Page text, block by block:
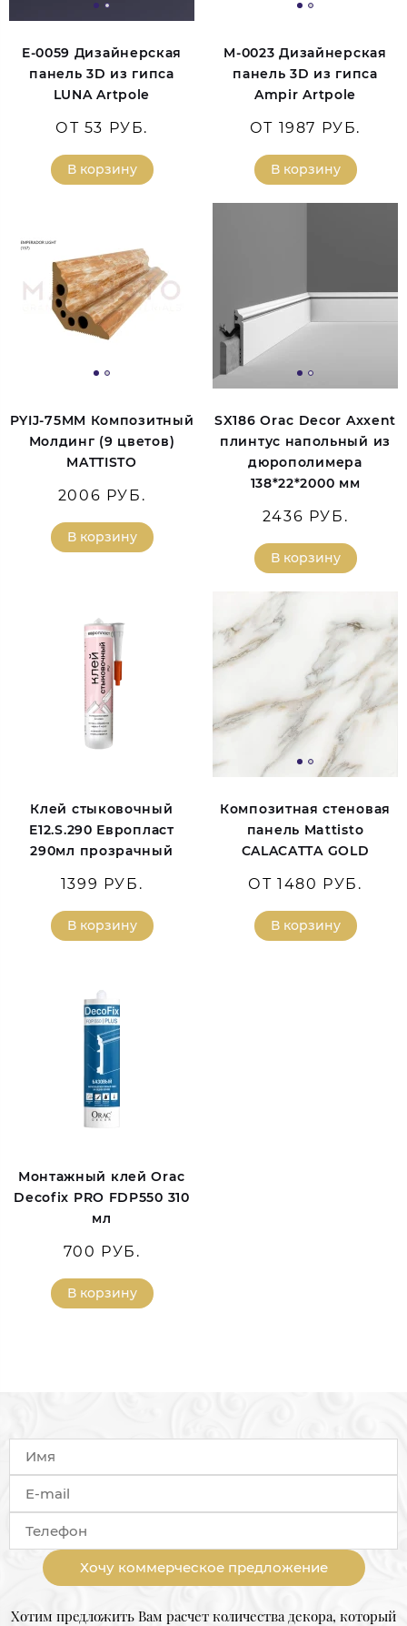
E-0059 Дизайнерская
панель 3D из гипса
LUNA Artpole
ОТ 53 РУБ.
В корзину
M-0023 Дизайнерская
панель 3D из гипса
Ampir Artpole
ОТ 1987 РУБ.
В корзину
PYIJ-75MM Композитный
Молдинг (9 цветов)
MATTISTO
2006 РУБ.
В корзину
SX186 Orac Decor Axxent
плинтус напольный из
дюрополимера
138*22*2000 мм
2436 РУБ.
В корзину
Клей стыковочный
E12.S.290 Европласт
290мл прозрачный
1399 РУБ.
В корзину
Композитная стеновая
панель Mattisto
CALACATTA GOLD
ОТ 1480 РУБ.
В корзину
Монтажный клей Orac
Decofix PRO FDP550 310
мл
700 РУБ.
В корзину
Хочу коммерческое предложение
Хотим предложить Вам расчет количества декора, который